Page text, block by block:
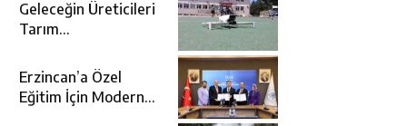
Geleceğin Üreticileri
Tarım
Tanışıyor
Erzincan’a Özel
Eğitim İçin Modern